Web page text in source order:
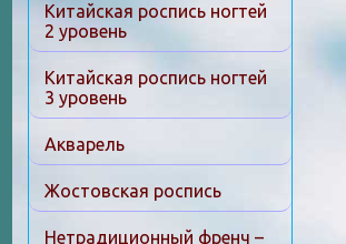
Китайская роспись ногтей
2 уровень
Китайская роспись ногтей
3 уровень
Акварель
Жостовская роспись
Нетрадиционный френч –